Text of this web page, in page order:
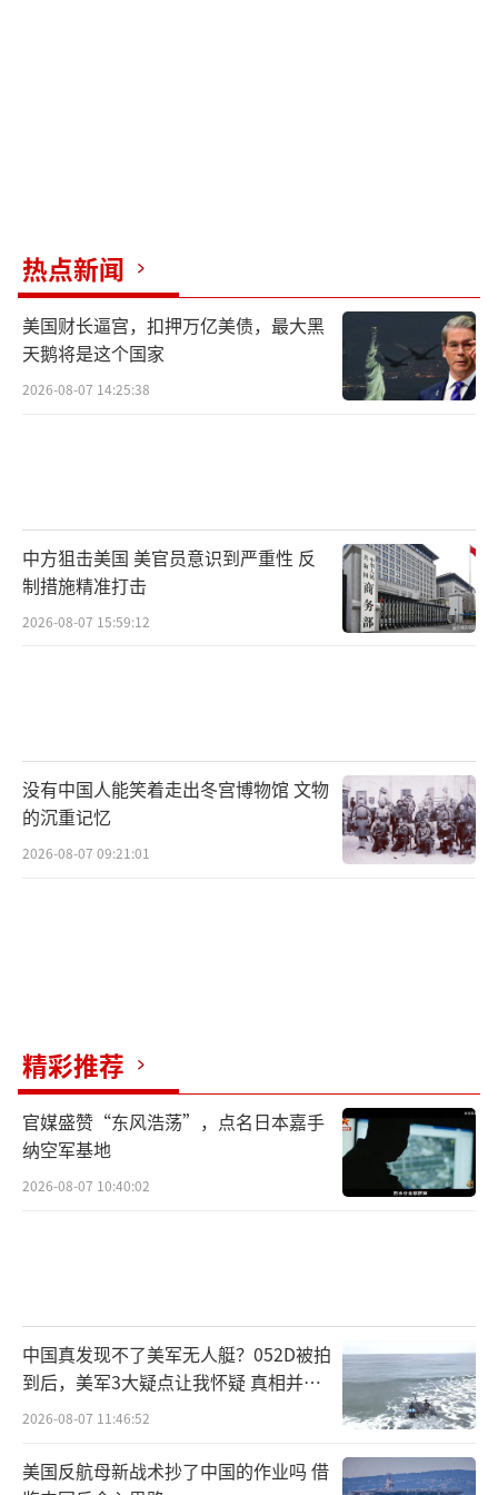
热点新闻
美国财长逼宫，扣押万亿美债，最大黑
天鹅将是这个国家
2026-08-07 14:25:38
中方狙击美国 美官员意识到严重性 反
制措施精准打击
2026-08-07 15:59:12
没有中国人能笑着走出冬宫博物馆 文物
的沉重记忆
2026-08-07 09:21:01
精彩推荐
官媒盛赞“东风浩荡”，点名日本嘉手
纳空军基地
2026-08-07 10:40:02
中国真发现不了美军无人艇？052D被拍
到后，美军3大疑点让我怀疑 真相并非
如此
2026-08-07 11:46:52
美国反航母新战术抄了中国的作业吗 借